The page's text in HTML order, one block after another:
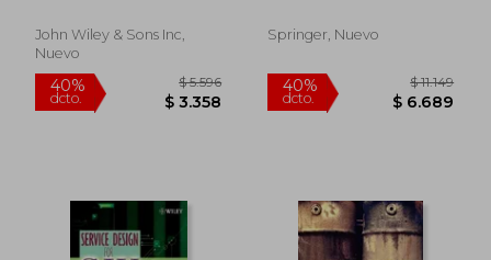
John Wiley & Sons Inc,
Nuevo
Springer, Nuevo